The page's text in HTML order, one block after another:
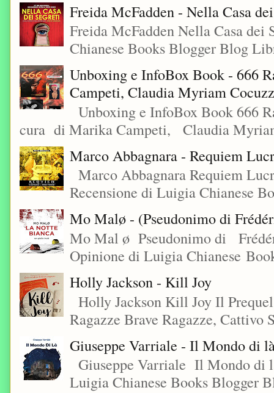
Freida McFadden - Nella Casa
Freida McFadden Nella Casa
Chianese Books Blogger Blog
Unboxing e InfoBox Book - 666
Campeti, Claudia Myriam
Unboxing e InfoBox Book 666
cura di Marika Campeti, Claudia
Marco Abbagnara - Requiem
Marco Abbagnara Requiem
Recensione di Luigia Chianese
Mo Malø - (Pseudonimo di
Mo Mal ø Pseudonimo di
Opinione di Luigia Chianese
Holly Jackson - Kill Joy
Holly Jackson Kill Joy Il
Ragazze Brave Ragazze, Cattivo
Giuseppe Varriale - Il Mondo di
Giuseppe Varriale Il Mondo di
Luigia Chianese Books